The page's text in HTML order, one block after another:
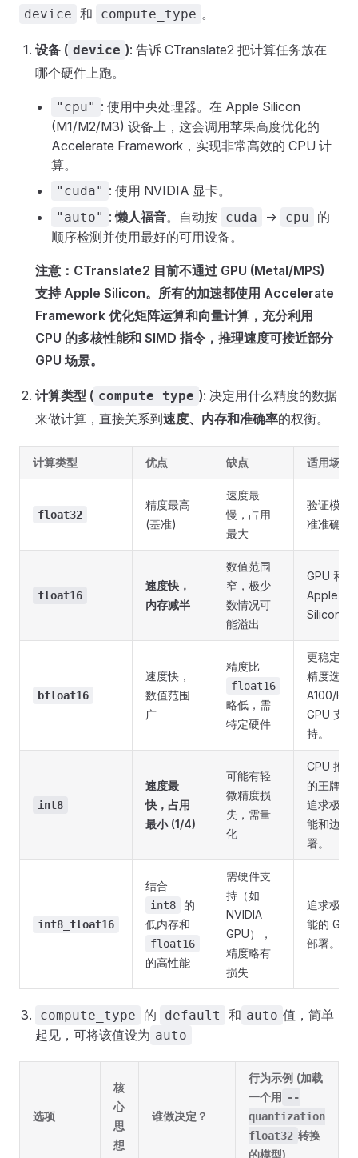
device 和 compute_type 。
设备 ( device ): 告诉 CTranslate2 把计算任务放在
哪个硬件上跑。
"cpu" : 使用中央处理器。在 Apple Silicon
(M1/M2/M3) 设备上，这会调用苹果高度优化的
Accelerate Framework，实现非常高效的 CPU 计
算。
"cuda" : 使用 NVIDIA 显卡。
"auto" :懒人福音。自动按 cuda -> cpu
的
顺序检测并使用最好的可用设备。
注意：CTranslate2 目前不通过 GPU (Metal/MPS)
支持 Apple Silicon。所有的加速都使用 Accelerate
Framework 优化矩阵运算和向量计算，充分利用
CPU 的多核性能和 SIMD 指令，推理速度可接近部分
GPU 场景。
计算类型 ( compute_type ): 决定用什么精度的数据
来做计算，直接关系到速度、内存和准确率的权衡。
计算类型 优点 缺点 适用场景
float32
精度最高
(基准)
速度最
慢，占用
最大
验证模型
准准确率
float16
速度快，
内存减半
数值范围
窄，极少
数情况可
能溢出
GPU 和
Apple
Silicon 。
bfloat16
速度快，
数值范围
广
精度比
float16
略低，需
特定硬件
更稳定的
精度选择
A100/
GPU 支
持。
int8
速度最
快，占用
最小 (1/4)
可能有轻
微精度损
失，需量
化
CPU 推理
的王牌 ，
追求极致
能和边缘
署。
int8_float16
结合
int8
的
低内存和
float16
的高性能
需硬件支
持（如
NVIDIA
GPU），
精度略有
损失
追求极致
能的 GPU
部署。
compute_type 的 default 和 auto 值，简单
起见，可将该值设为 auto
选项
核
心
思
想
谁做决定？
行为示例 (加载
一个用 --
quantization
float32 转换
的模型)